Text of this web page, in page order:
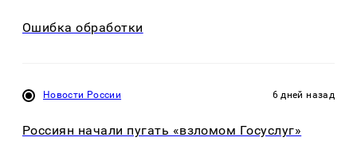
Ошибка обработки
Новости России 6 дней назад
Россиян начали пугать «взломом Госуслуг»